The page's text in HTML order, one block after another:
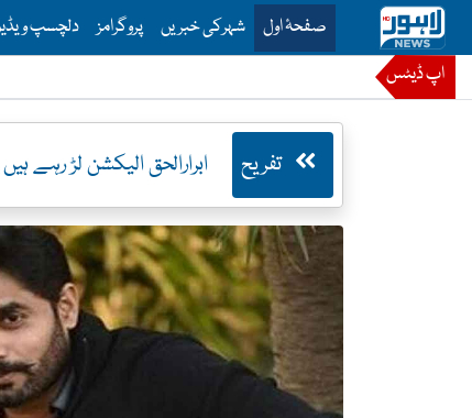
صفحۂ اولthe main menu for Lahore News
شہرکی خبریں پروگرامز دلچسپ
اپ ڈیٹس
تفریح ابرارالحق الیکشن لڑ رہے